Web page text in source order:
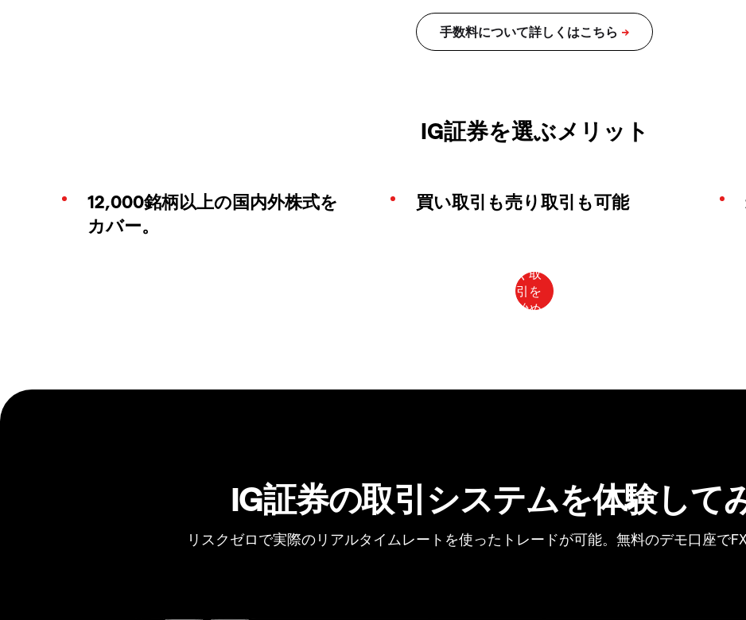
IG証券を選ぶメリット
12,000銘柄以上の国内外株式を
カバー。
買い取引も売り取引も可能
IG証券の取引システムを体験して
リスクゼロで実際のリアルタイムレートを使ったトレードが可能。無料のデモ口座で